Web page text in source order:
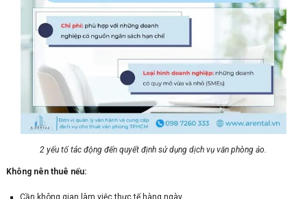
2 yếu tố tác động đến quyết định sử dụng dịch vụ văn phòng ảo.
Không nên thuê nếu: